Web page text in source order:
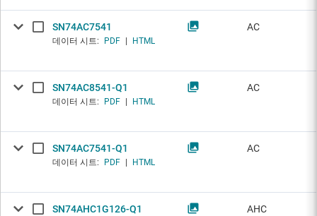
SN74AC7541
데이터 시트: PDF HTML
AC
SN74AC8541-Q1
데이터 시트: PDF HTML
AC
SN74AC7541-Q1
데이터 시트: PDF HTML
AC
SN74AHC1G126-Q1 AHC